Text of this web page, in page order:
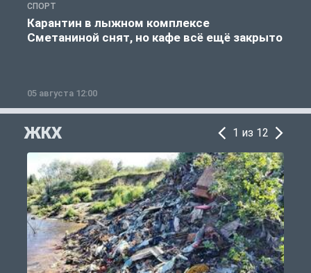
СПОРТ
Карантин в лыжном комплексе
Сметаниной снят, но кафе всё ещё закрыто
05 августа 12:00
ЖКХ 1 из 12